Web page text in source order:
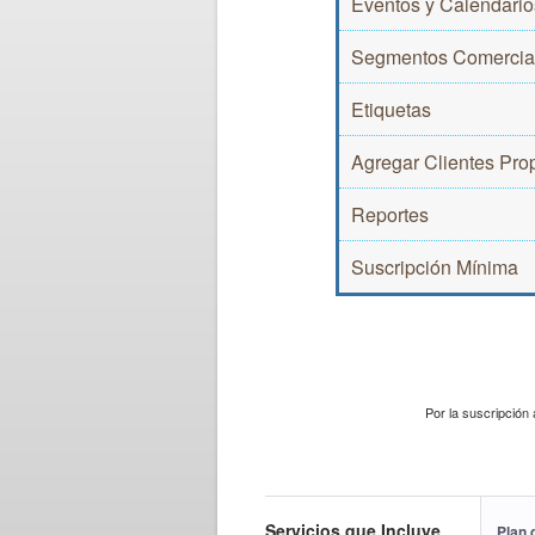
Segmentos
Etiquetas
Agregar Clientes
Reportes
Suscripción Mínima
Por la suscripción
Servicios que Incluye